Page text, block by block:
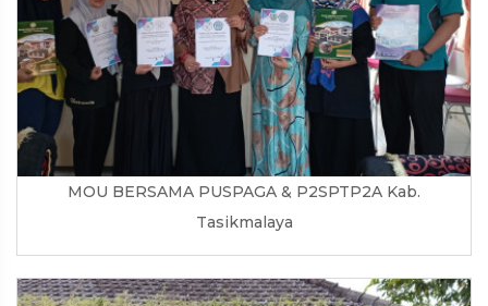
MOU BERSAMA PUSPAGA & P2SPTP2A Kab.
Tasikmalaya